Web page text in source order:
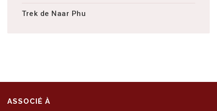
Trek de Naar Phu
ASSOCIÉ À